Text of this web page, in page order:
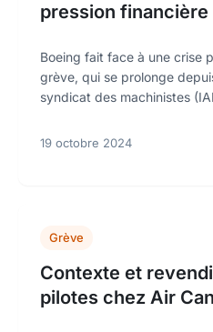
pression financière
Boeing fait face à une crise
grève, qui se prolonge
syndicat des machinistes
19 octobre 2024
Grève
Contexte et
pilotes chez Air